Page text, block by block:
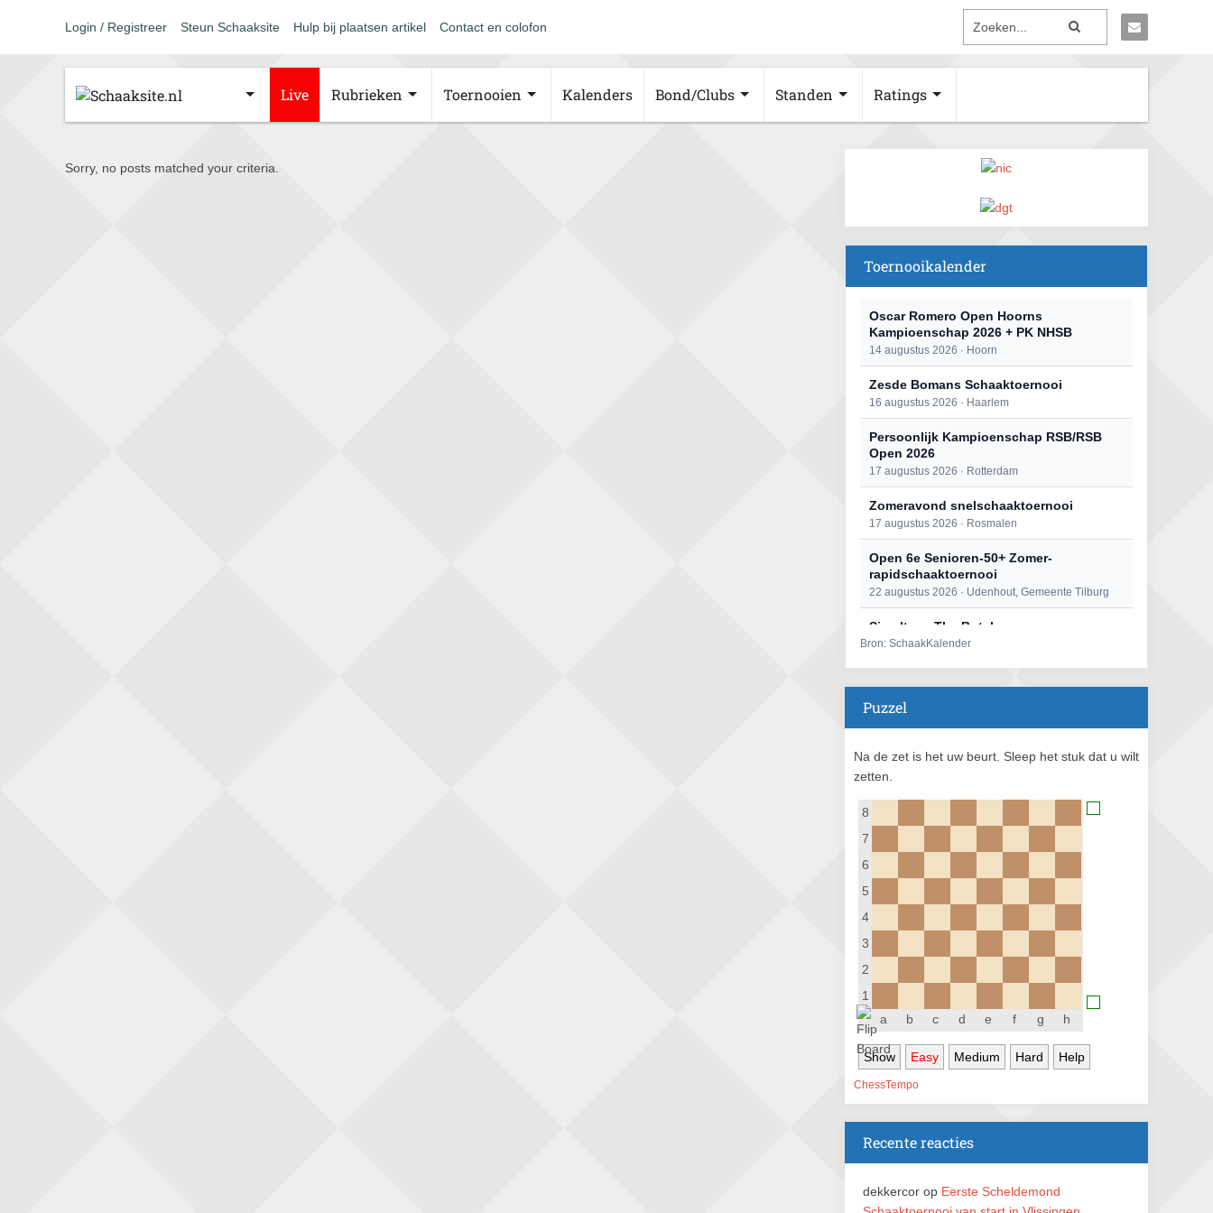
Login / Registreer Steun Schaaksite Hulp bij plaatsen artikel Contact en colofon
Live Rubrieken Toernooien Kalenders Bond/Clubs Standen Ratings
Sorry, no posts matched your criteria.
Toernooikalender
Oscar Romero Open Hoorns
Kampioenschap 2026 + PK NHSB
14 augustus 2026 · Hoorn
Zesde Bomans Schaaktoernooi
16 augustus 2026 · Haarlem
Persoonlijk Kampioenschap RSB/RSB
Open 2026
17 augustus 2026 · Rotterdam
Zomeravond snelschaaktoernooi
17 augustus 2026 · Rosmalen
Open 6e Senioren-50+ Zomer-
rapidschaaktoernooi
22 augustus 2026 · Udenhout, Gemeente Tilburg
Simultaan The Butcher
22 augustus 2026 · Utrecht
2e Utrechts kroegloperstoernooi
23 augustus 2026 · Utrecht
Open Eemlandtoernooi 2026
25 augustus 2026 · Bunschoten-Spakenburg
28 augustus 2026 · Assen
28 augustus 2026 · Haarlem
28 augustus 2026 · Goirle
29 augustus 2026 · Amersfoort
Kroeg & Loper Leiden
30 augustus 2026 · Leiden
Groninger stappenkampioenschap
5 september 2026 · Groningen
Bron: SchaakKalender
Puzzel
Na de zet is het uw beurt. Sleep het stuk dat u wilt
zetten.
8
7
6
5
4
3
2
1
a
b c d e f g h
Show Easy Medium Hard Help
ChessTempo
Recente reacties
dekkercor op Eerste Scheldemond